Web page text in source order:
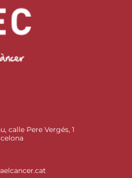
calle Pere Vergés, 1